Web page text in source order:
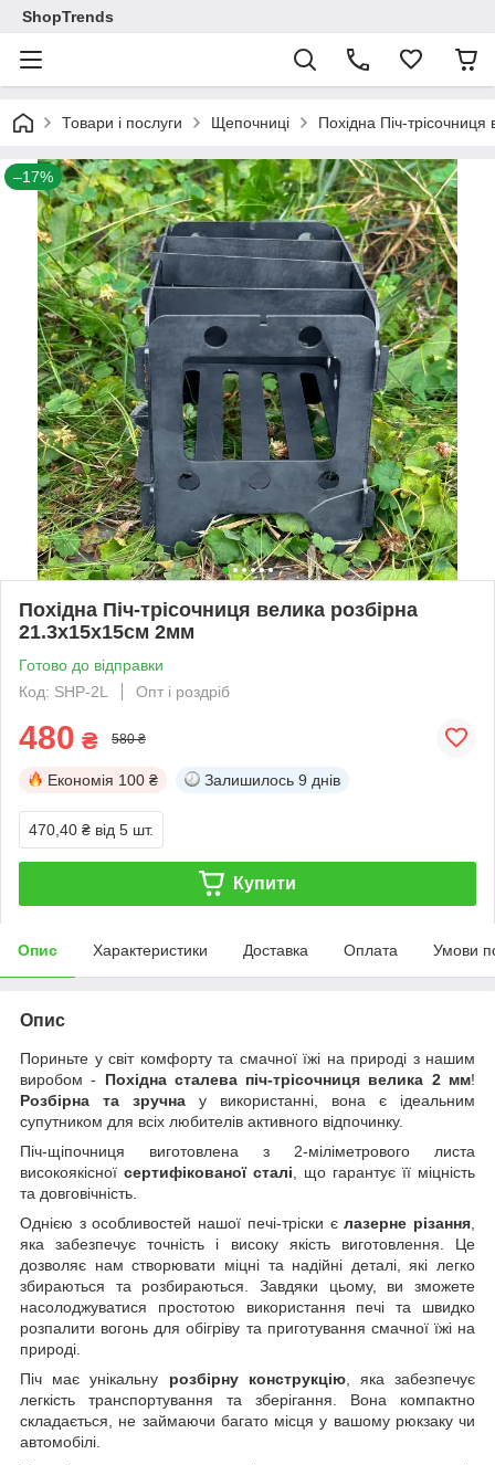
ShopTrends
Товари і послуги Щепочниці Похідна Піч-
–17%
Похідна Піч-трісочниця велика розбірна
21.3х15х15см 2мм
Готово до відправки
Код: SHP-2L
Опт і роздріб
480 ₴ 580 ₴
Економія 100 ₴ Залишилось 9 днів
470,40 ₴ від 5 шт.
Купити
Опис Характеристики Доставка Оплата Умови
Опис
Пориньте у світ комфорту та смачної їжі на природі з нашим
виробом - Похідна сталева піч-трісочниця велика 2 мм!
Розбірна та зручна у використанні, вона є ідеальним
супутником для всіх любителів активного відпочинку.
Піч-щіпочниця виготовлена з 2-міліметрового листа
високоякісної сертифікованої сталі , що гарантує її міцність
та довговічність.
Однією з особливостей нашої печі-тріски єлазерне різання
яка забезпечує точність і високу якість виготовлення. Це
дозволяє нам створювати міцні та надійні деталі, які легко
збираються та розбираються. Завдяки цьому, ви зможете
насолоджуватися простотою використання печі та швидко
розпалити вогонь для обігріву та приготування смачної їжі на
природі.
Піч має унікальну розбірну конструкцію, яка забезпечує
легкість транспортування та зберігання. Вона компактно
складається, не займаючи багато місця у вашому рюкзаку чи
автомобілі.